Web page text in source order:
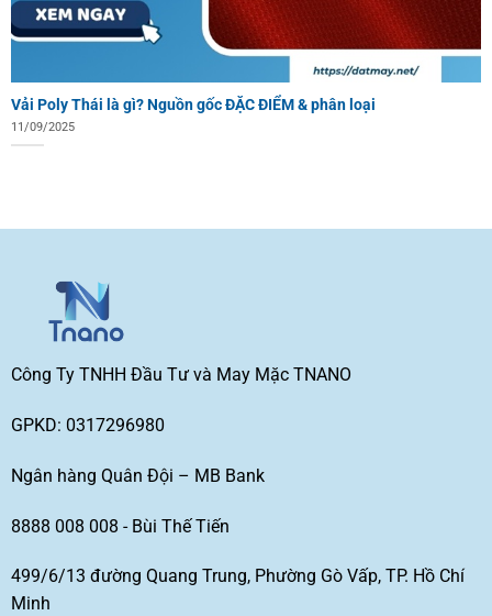
Vải Poly Thái là gì? Nguồn gốc ĐẶC ĐIỂM & phân loại
11/09/2025
Công Ty TNHH Đầu Tư và May Mặc TNANO
GPKD: 0317296980
Ngân hàng Quân Đội – MB Bank
8888 008 008 - Bùi Thế Tiến
499/6/13 đường Quang Trung, Phường Gò Vấp, TP. Hồ Chí
Minh